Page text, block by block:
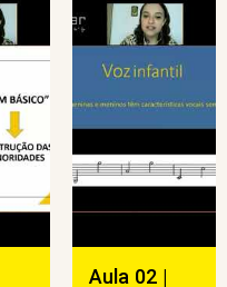
Aula 02 |